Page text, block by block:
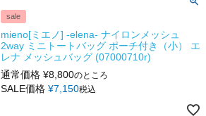
sale
mieno[ミエノ] -elena- ナイロンメッシュ
2way ミニトートバッグ ポーチ付き（小） エ
レナ メッシュバッグ (07000710r)
通常価格 ¥8,800のところ
SALE価格 ¥7,150税込